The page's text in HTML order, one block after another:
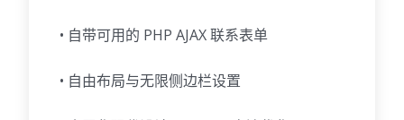
• 自带可用的 PHP AJAX 联系表单
• 自由布局与无限侧边栏设置